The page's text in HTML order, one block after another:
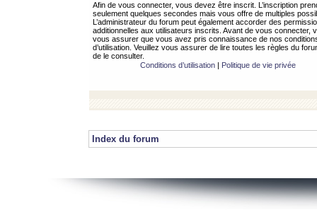
Afin de vous connecter, vous devez être inscrit. L’inscription
seulement quelques secondes mais vous offre de multiples
L’administrateur du forum peut également accorder des
additionnelles aux utilisateurs inscrits. Avant de vous connecter,
vous assurer que vous avez pris connaissance de nos
d’utilisation. Veuillez vous assurer de lire toutes les règles du
de le consulter.
Conditions d’utilisation| Politique de vie privée
Index du forum